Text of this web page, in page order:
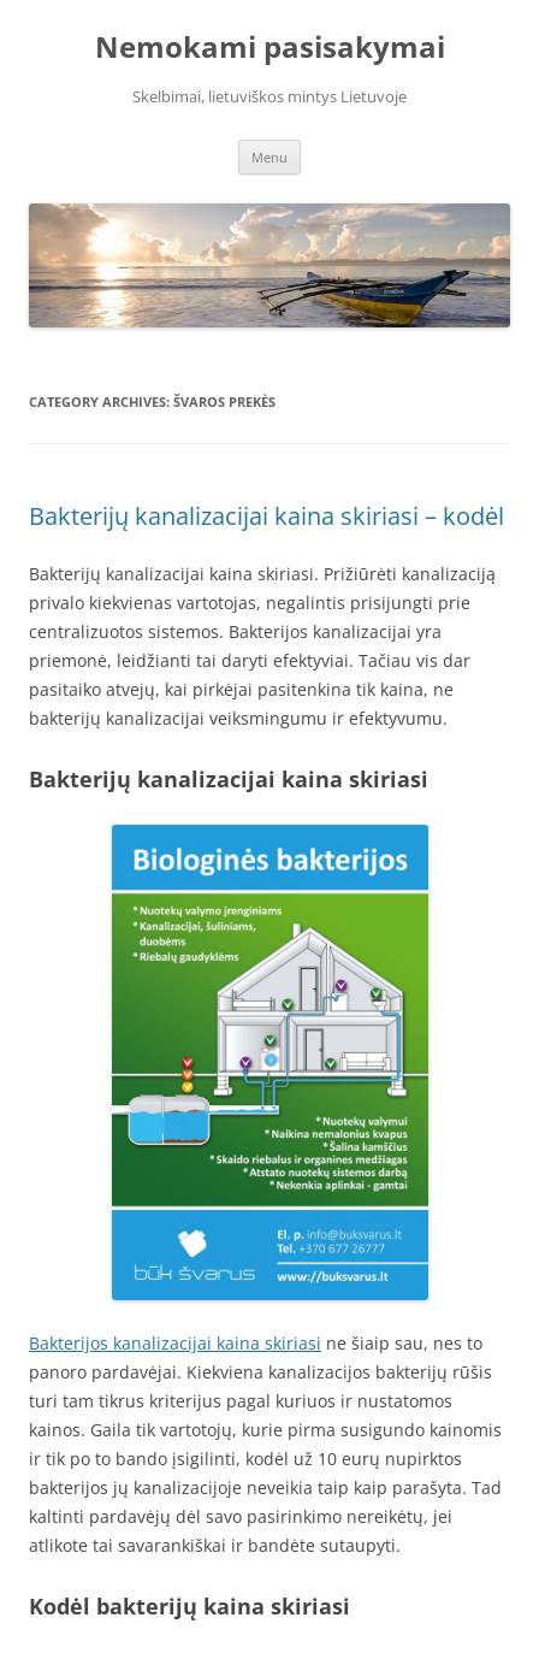
Nemokami pasisakymai
Skelbimai, lietuviškos mintys Lietuvoje
Menu
CATEGORY ARCHIVES: ŠVAROS PREKĖS
Bakterijų kanalizacijai kaina skiriasi – kodėl
Bakterijų kanalizacijai kaina skiriasi. Prižiūrėti kanalizaciją
privalo kiekvienas vartotojas, negalintis prisijungti prie
centralizuotos sistemos. Bakterijos kanalizacijai yra
priemonė, leidžianti tai daryti efektyviai. Tačiau vis dar
pasitaiko atvejų, kai pirkėjai pasitenkina tik kaina, ne
bakterijų kanalizacijai veiksmingumu ir efektyvumu.
Bakterijų kanalizacijai kaina skiriasi
Bakterijos kanalizacijai kaina skiriasi ne šiaip sau, nes to
panoro pardavėjai. Kiekviena kanalizacijos bakterijų rūšis
turi tam tikrus kriterijus pagal kuriuos ir nustatomos
kainos. Gaila tik vartotojų, kurie pirma susigundo kainomis
ir tik po to bando įsigilinti, kodėl už 10 eurų nupirktos
bakterijos jų kanalizacijoje neveikia taip kaip parašyta. Tad
kaltinti pardavėjų dėl savo pasirinkimo nereikėtų, jei
atlikote tai savarankiškai ir bandėte sutaupyti.
Kodėl bakterijų kaina skiriasi